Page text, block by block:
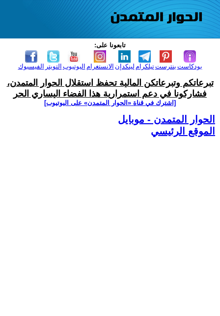
تابعونا على:
الفيسبوك التويتر اليوتيوب الانستغرام لينكدإن تيلكرامبنترست بودكاست
تبرعاتكم وتبرعاتكن المالية تحفظ استقلال الحوار المتمدن،
فشاركونا في دعم استمرارية هذا الفضاء اليساري الحر
[اشترك في قناة ‫«الحوار المتمدن» على اليوتيوب]
الحوار المتمدن - موبايل
الموقع الرئيسي